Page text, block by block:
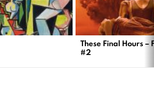
These Final Hours –
#2